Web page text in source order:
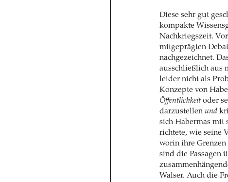
Diese sehr gut
kompakte
Nachkriegszeit.
mitgeprägten
nachgezeichnet.
ausschließlich aus
leider nicht als
Konzepte von
Öffentlichkeitoder
darzustellen und
sich Habermas mit
richtete, wie seine
worin ihre Grenzen
sind die Passagen
Walser. Auch die